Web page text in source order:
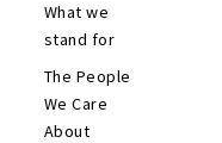
What we
stand for
The People
We Care
About